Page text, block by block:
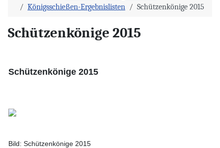
Königsschießen-Ergebnislisten
Schützenkönige 2015
Schützenkönige 2015
Schützenkönige 2015
Bild: Schützenkönige 2015